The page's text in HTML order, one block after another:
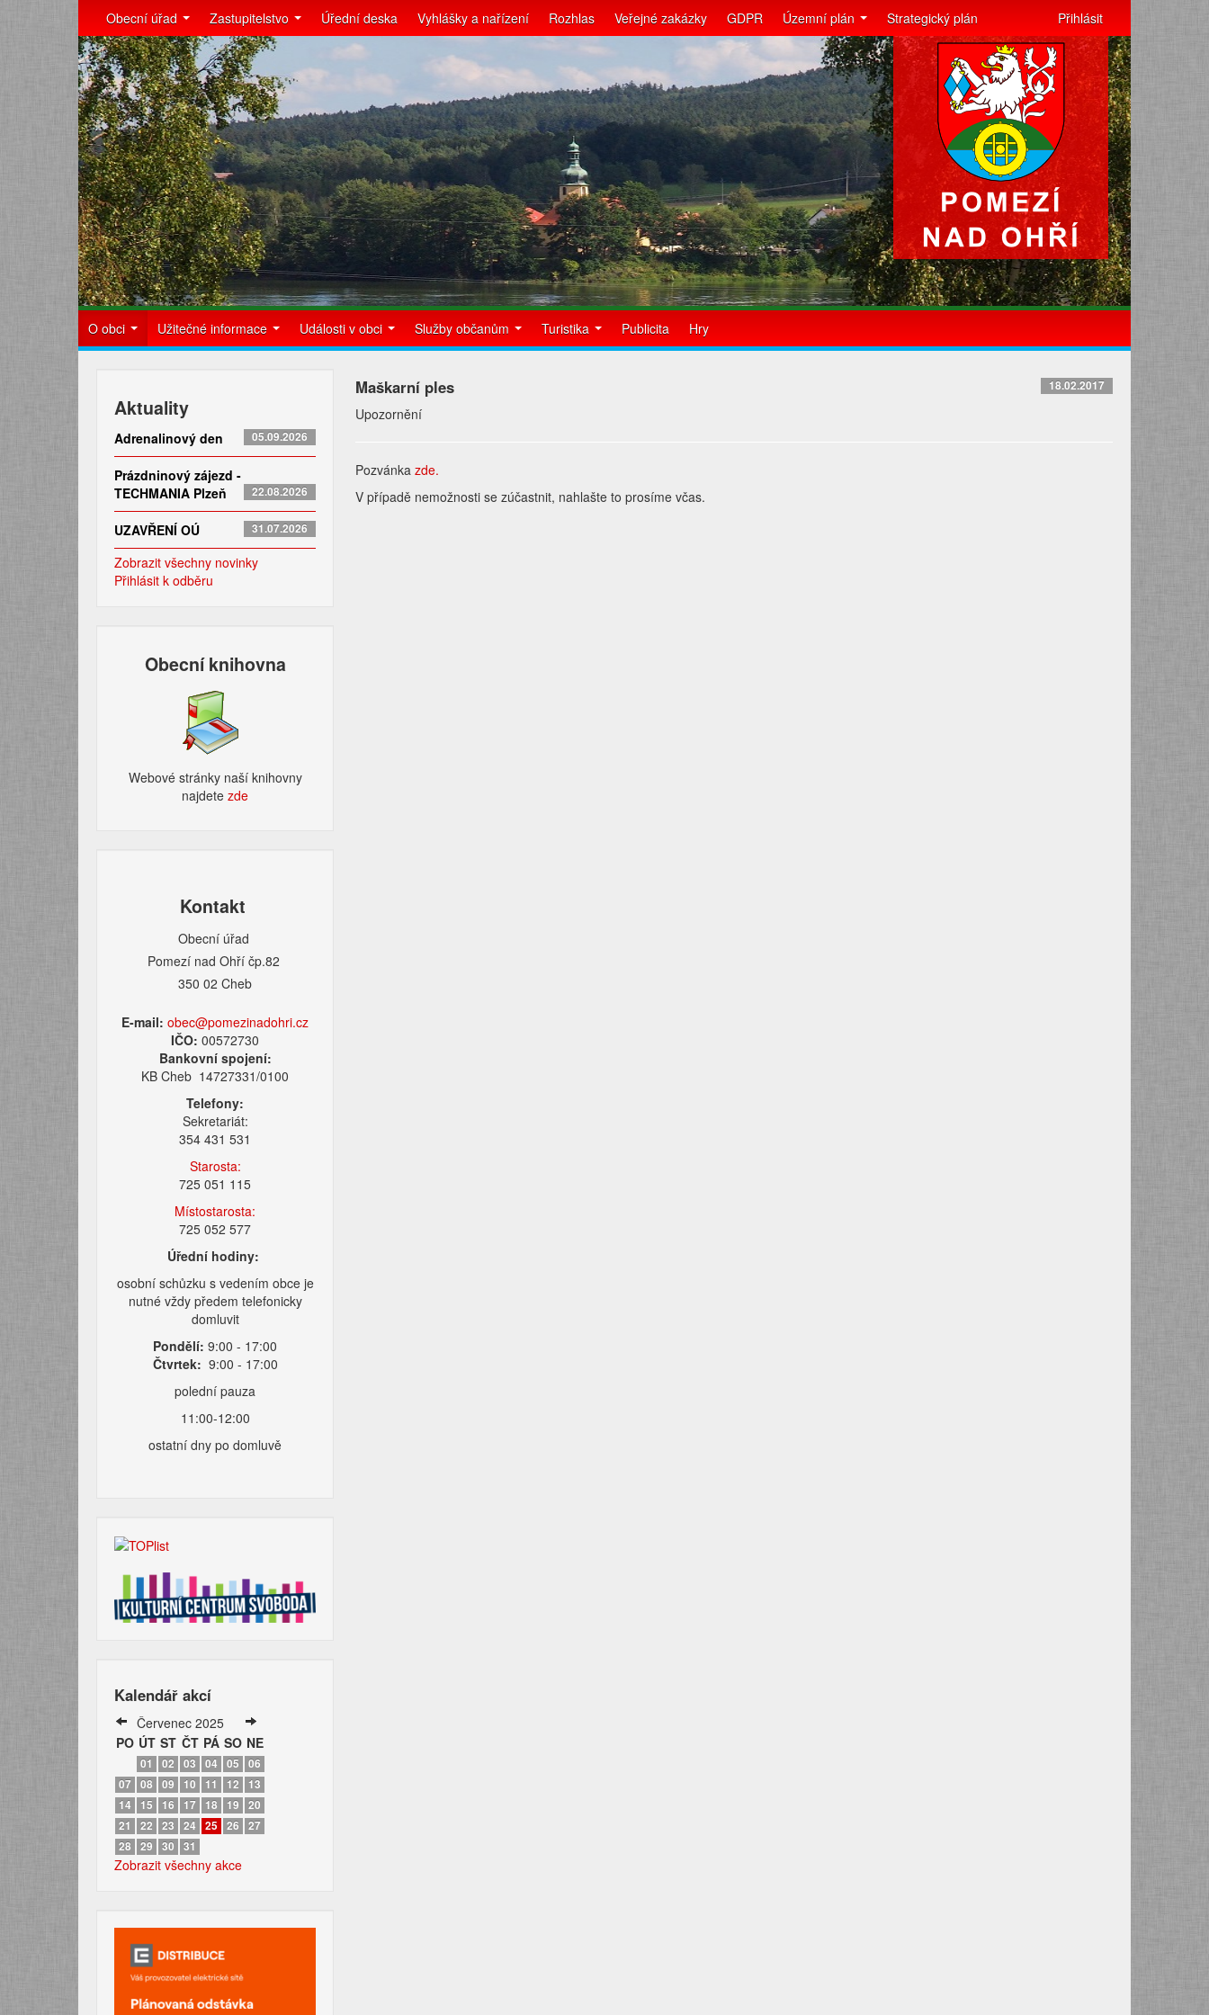
Obecní úřad Zastupitelstvo Úřední deska Vyhlášky a nařízení Rozhlas Veřejné zakázky GDPR Územní plán Strategický plán Přihlásit
O obci Užitečné informace Události v obci Služby občanům Turistika Publicita Hry
Aktuality
Adrenalinový den 05.09.2026
Prázdninový zájezd -
TECHMANIA Plzeň
22.08.2026
UZAVŘENÍ OÚ 31.07.2026
Zobrazit všechny novinky
Přihlásit k odběru
Obecní knihovna
Webové stránky naší knihovny
najdetezde​
Kontakt
Obecní úřad
Pomezí nad Ohří čp.82
350 02 Cheb
E-mail: obec@pomezinadohri.cz
IČO:00572730
Bankovní spojení:
KB Cheb 14727331/0100
Telefony:
Sekretariát:
354 431 531
Starosta:
725 051 115
Místostarosta:
725 052 577
Úřední hodiny:
osobní schůzku s vedením obce je
nutné vždy předem telefonicky
domluvit
Pondělí: 9:00 - 17:00
Čtvrtek: 9:00 - 17:00
polední pauza
11:00-12:00
ostatní dny po domluvě
Kalendář akcí
Červenec 2025
PO ÚT ST ČT PÁ SO NE
01 02 03 04 05
06
07 08 09 10 11 12
13
14
15 16 17 18 19
20
21
22 23 24 25 26
27
28
29 30 31
Zobrazit všechny akce
Maškarní ples 18.02.2017
Upozornění
Pozvánkazde.
V případě nemožnosti se zúčastnit, nahlašte to prosíme včas.